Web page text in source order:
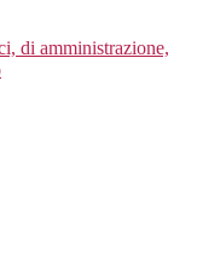
di amministrazione,